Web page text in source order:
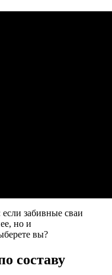
забивные сваи
но и
вы?
составу